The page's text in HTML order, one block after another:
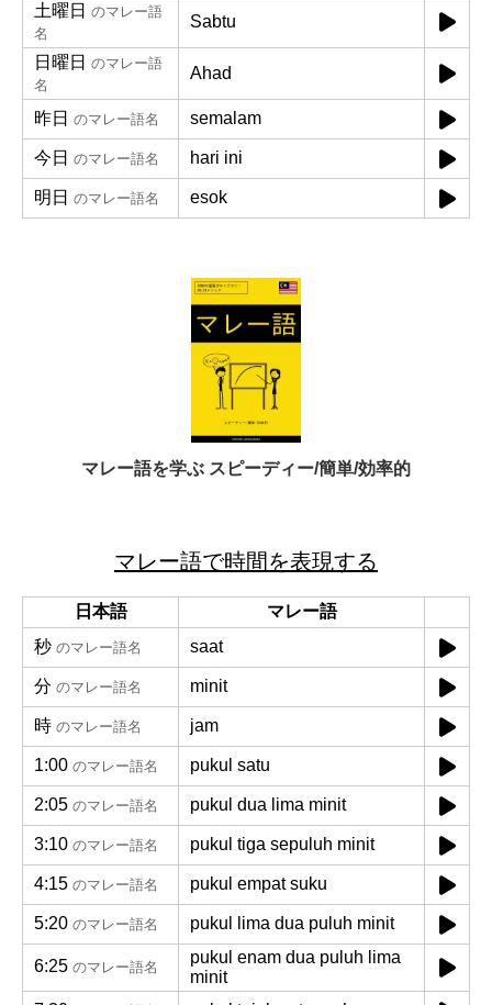
土曜日 のマレー語
名
Sabtu
日曜日 のマレー語
名
Ahad
昨日 のマレー語名 semalam
今日 のマレー語名 hari ini
明日 のマレー語名 esok
マレー語を学ぶ スピーディー/簡単/効率的
マレー語で時間を表現する
日本語
マレー語
秒 のマレー語名 saat
分 のマレー語名 minit
時 のマレー語名 jam
1:00 のマレー語名 pukul satu
2:05 のマレー語名 pukul dua lima minit
3:10 のマレー語名 pukul tiga sepuluh minit
4:15 のマレー語名 pukul empat suku
5:20 のマレー語名 pukul lima dua puluh minit
6:25 のマレー語名
pukul enam dua puluh lima
minit